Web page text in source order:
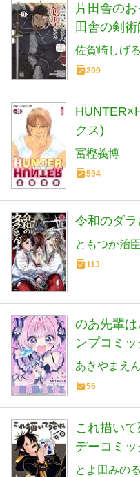
片田舎の
田舎の剣
弟子たちが
(ヤングチ
佐賀崎しげる
209
クス)
冨樫義博
594
令和のダ
ともつか治臣
113
のあ先輩
ンプコミッ
あきやまえ
56
これ描い
デーコミ
とよ田みのる